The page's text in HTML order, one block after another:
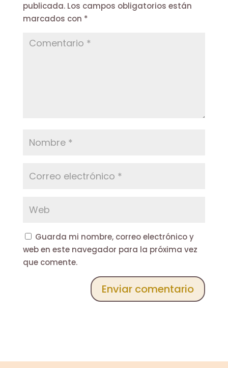
publicada. Los campos obligatorios están
marcados con *
Guarda mi nombre, correo electrónico y
web en este navegador para la próxima vez
que comente.